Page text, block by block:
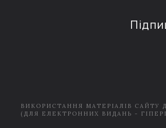
ВИКОРИСТАННЯ МАТЕРІАЛІВ
(ДЛЯ ЕЛЕКТРОННИХ ВИДАНЬ -